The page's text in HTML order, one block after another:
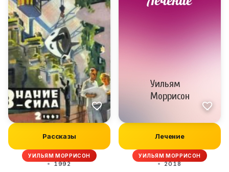
Рассказы
УИЛЬЯМ МОРРИСОН
1992
Лечение
УИЛЬЯМ МОРРИСОН
2018